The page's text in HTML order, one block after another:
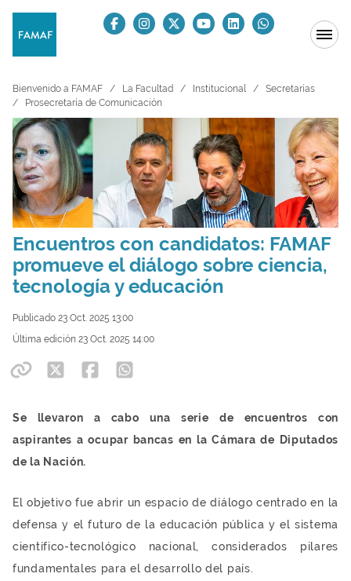
Bienvenido a FAMAF La Facultad Institucional
Secretarías
Prosecretaría de Comunicación
Encuentros con candidatos: FAMAF
promueve el diálogo sobre ciencia,
tecnología y educación
Publicado 23 Oct. 2025 13:00
Última edición 23 Oct. 2025 14:00
Se llevaron a cabo una serie de encuentros con
aspirantes a ocupar bancas en la Cámara de Diputados
de la Nación.
El objetivo fue abrir un espacio de diálogo centrado en la
defensa y el futuro de la educación pública y el sistema
científico-tecnológico nacional, considerados pilares
fundamentales para el desarrollo del país.